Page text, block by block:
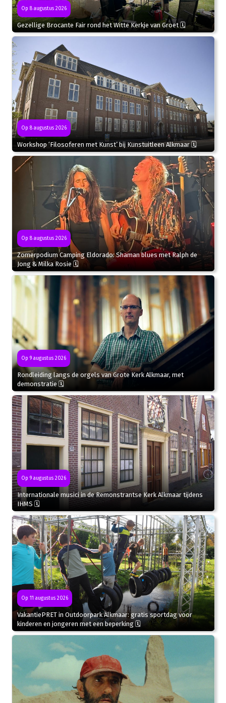
Op 8 augustus 2026
Gezellige Brocante Fair rond het Witte Kerkje van Groet 🗓
Op 8 augustus 2026
Workshop ‘Filosoferen met Kunst’ bij Kunstuitleen Alkmaar 🗓
Op 8 augustus 2026
Zomerpodium Camping Eldorado: Shaman blues met Ralph de
Jong & Milka Rosie 🗓
Op 9 augustus 2026
Rondleiding langs de orgels van Grote Kerk Alkmaar, met
demonstratie 🗓
Op 9 augustus 2026
Internationale musici in de Remonstrantse Kerk Alkmaar tijdens
IHMS 🗓
Op 11 augustus 2026
VakantiePRET in Outdoorpark Alkmaar: gratis sportdag voor
kinderen en jongeren met een beperking 🗓